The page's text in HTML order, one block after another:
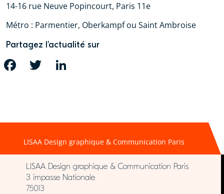
14-16 rue Neuve Popincourt, Paris 11e
Métro : Parmentier, Oberkampf ou Saint Ambroise
Partagez l’actualité sur
FACEBOOK TWITTER
LISAA Design graphique & Communication Paris
LISAA Design graphique & Communication Paris
3 impasse Nationale
75013